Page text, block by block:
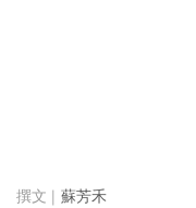
蘇芳禾